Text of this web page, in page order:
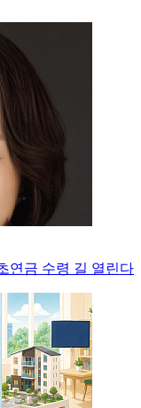
연금 수령 길 열린다